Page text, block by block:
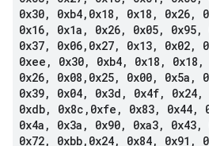
0x30, 0xb4, 0x18 , 0x18 , 0x26,
0x16, 0x1a , 0x26, 0x05, 0x95,
0x37, 0x06, 0x27, 0x13, 0x02,
0xee , 0x30, 0xb4, 0x18 , 0x18 ,
0x26, 0x08 , 0x25, 0x00, 0x5a ,
0x39, 0x04, 0x3d , 0x4f, 0x24,
0xdb, 0x8c , 0xfe , 0x83, 0x44,
0x4a , 0x3a , 0x90, 0xa3, 0x43,
0x72, 0xbb, 0x24, 0x84, 0x91 ,